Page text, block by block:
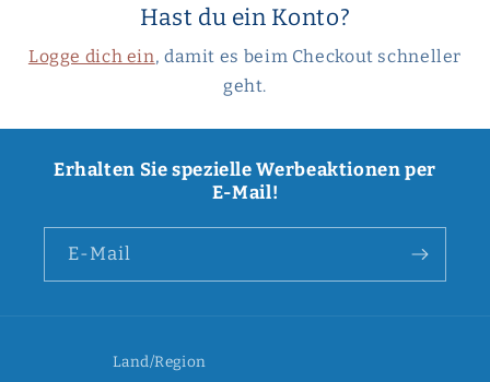
Hast du ein Konto?
Logge dich ein, damit es beim Checkout schneller
geht.
Erhalten Sie spezielle Werbeaktionen per
E-Mail!
E-Mail
Land/Region